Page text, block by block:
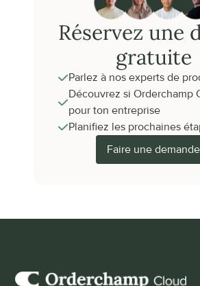
Réservez une
gratuite
Parlez à nos experts de
Découvrez si Orderchamp
pour ton entreprise
Planifiez les prochaines
Faire une demande